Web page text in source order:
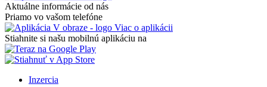
Aktuálne informácie od nás
Priamo vo vašom telefóne
Viac o aplikácii
Stiahnite si našu mobilnú aplikáciu na
Inzercia